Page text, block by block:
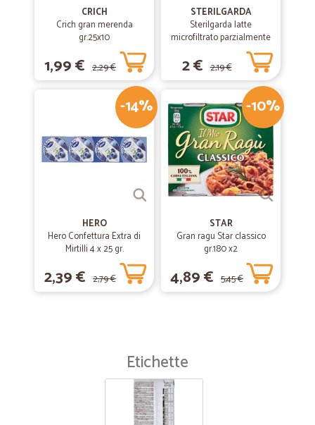
CRICH
Crich gran merenda
gr.25x10
1,99 € 2,29 €
STERILGARDA
Sterilgarda latte
microfiltrato parzialmente
2 € 2,19 €
-14%
HERO
Hero Confettura Extra di
Mirtilli 4 x 25 gr.
2,39 € 2,79 €
-10%
STAR
Gran ragu Star classico
gr.180 x2
4,89 € 5,45 €
Etichette